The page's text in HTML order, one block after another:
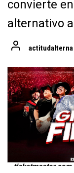
convierte
alternativo
actitudalterna